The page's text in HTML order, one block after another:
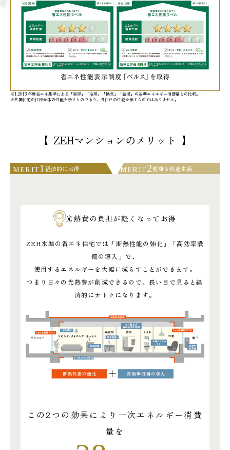
※1.2013 年度省エネ基準による「暖房」「冷房」「換気」「給湯」の基準エネルギー消費量との比較。
※共同住宅の住棟全体の性能を示すものであり、各住戸の性能を示すものではありません。
【 ZEHマンションのメリット 】
MERIT1経済的にお得 MERIT2健康＆快適生活
光熱費の負担が軽くなってお得
ZEH水準の省エネ住宅では「断熱性能の強化」「高効率設
備の導入」で、
使用するエネルギーを大幅に減らすことができます。
つまり日々の光熱費が削減できるので、長い目で見ると経
済的にオトクになります。
この2つの効果により一次エネルギー消費
量を